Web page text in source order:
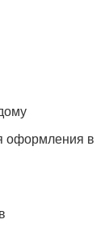
оформления в